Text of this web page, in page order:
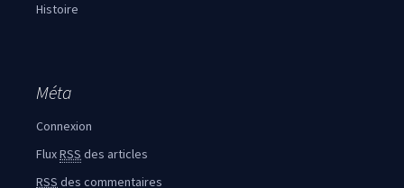
Histoire
Méta
Connexion
FluxRSS des articles
RSS des commentaires